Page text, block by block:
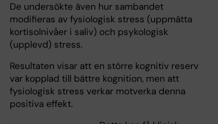
De undersökte även hur sambandet
modifieras av fysiologisk stress (uppmätta
kortisolnivåer i saliv) och psykologisk
(upplevd) stress.
Resultaten visar att en större kognitiv reserv
var kopplad till bättre kognition, men att
fysiologisk stress verkar motverka denna
positiva effekt.